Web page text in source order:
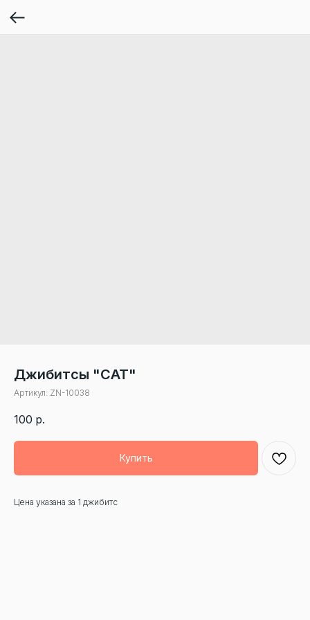
Джибитсы "CAT"
Артикул: ZN-10038
100 р.
Купить
Цена указана за 1 джибитс